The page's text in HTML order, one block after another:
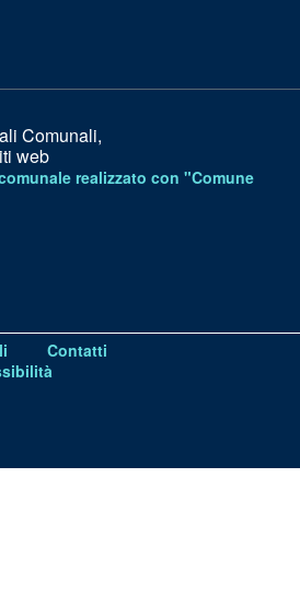
Comunali,
web
realizzato con "Comune
Contatti